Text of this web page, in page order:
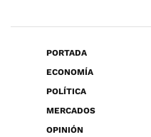
PORTADA
ECONOMÍA
POLÍTICA
MERCADOS
OPINIÓN